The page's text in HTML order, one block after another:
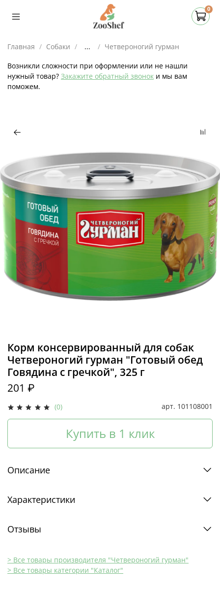
0
Главная Собаки ... Четвероногий гурман
Возникли сложности при оформлении или не нашли
нужный товар? Закажите обратный звонок и мы вам
поможем.
(0) арт. 101108001
Корм консервированный для собак
Четвероногий гурман "Готовый обед
Говядина с гречкой", 325 г
201 ₽
Купить в 1 клик
Описание
Характеристики
Отзывы
> Все товары производителя "Четвероногий гурман"
> Все товары категории "Каталог"